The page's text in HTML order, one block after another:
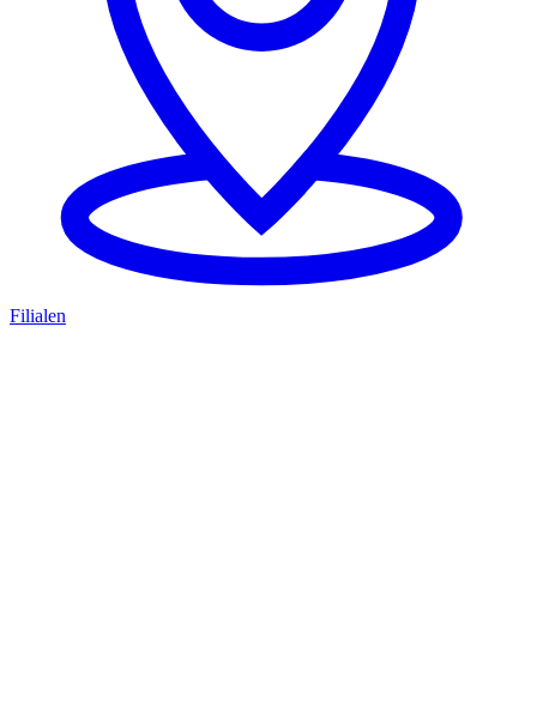
Filialen